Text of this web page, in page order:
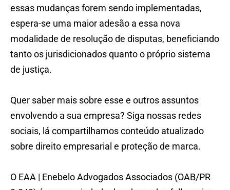
essas mudanças forem sendo implementadas,
espera-se uma maior adesão a essa nova
modalidade de resolução de disputas, beneficiando
tanto os jurisdicionados quanto o próprio sistema
de justiça.
Quer saber mais sobre esse e outros assuntos
envolvendo a sua empresa? Siga nossas redes
sociais, lá compartilhamos conteúdo atualizado
sobre direito empresarial e proteção de marca.
O EAA | Enebelo Advogados Associados (OAB/PR